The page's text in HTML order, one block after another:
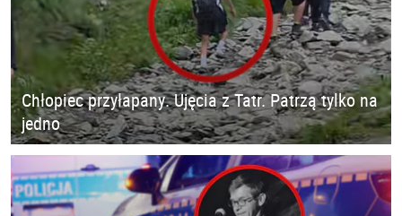
Chłopiec przyłapany. Ujęcia z Tatr. Patrzą tylko na
jedno